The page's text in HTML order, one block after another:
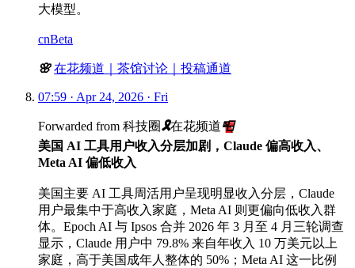
大模型。
cnBeta
🌸 在花频道｜ 茶馆讨论｜ 投稿通道
07:59 · Apr 24, 2026 · Fri
Forwarded from 科技圈🎗在花频道📮
美国 AI 工具用户收入分层加剧，Claude 偏高收入、
Meta AI 偏低收入
美国主要 AI 工具周活用户呈现明显收入分层，Claude
用户最集中于高收入家庭，Meta AI 则更偏向低收入群
体。Epoch AI 与 Ipsos 合并 2026 年 3 月至 4 月三轮调查
显示，Claude 用户中 79.8% 来自年收入 10 万美元以上
家庭，高于美国成年人整体的 50%；Meta AI 这一比例